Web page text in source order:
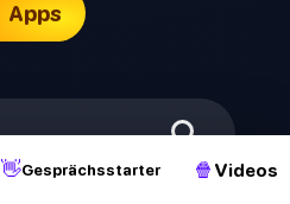
👋Gesprächsstarter 🍿 Videos
Apps